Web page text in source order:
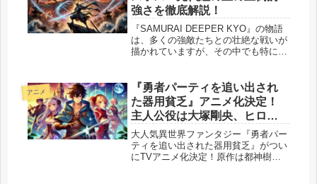
強さを徹底解説！
『SAMURAI DEEPER KYO』の物語
は、多くの強敵たちとの壮絶な戦いが
描かれていますが、その中でも特に読
前に立ちはだかり、その圧倒的な力で
物語をクライマックスへと導...
アニメ
『勇者パーティを追い出され
た器用貧乏』アニメ化決定！
主人公役は大塚剛央、ヒロイ
ン役に立花日菜
大人気異世界ファンタジー『勇者パー
ティを追い出された器用貧乏』がつい
にTVアニメ化決定！原作は都神樹氏